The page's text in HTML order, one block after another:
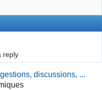
reply
discussions, ...